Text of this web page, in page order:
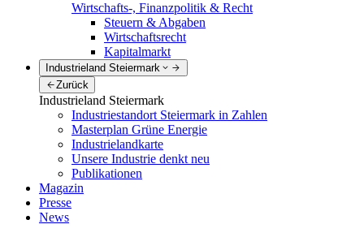
Wirtschafts-, Finanzpolitik & Recht
Steuern & Abgaben
Wirtschaftsrecht
Kapitalmarkt
Industrieland Steiermark
Zurück
Industrieland Steiermark
Industriestandort Steiermark in Zahlen
Masterplan Grüne Energie
Industrielandkarte
Unsere Industrie denkt neu
Publikationen
Magazin
Presse
News